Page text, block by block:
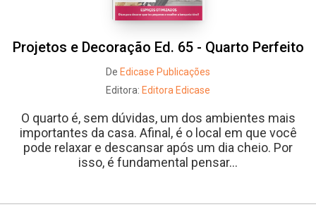
Projetos e Decoração Ed. 65 - Quarto Perfeito
De Edicase Publicações
Editora: Editora Edicase
O quarto é, sem dúvidas, um dos ambientes mais
importantes da casa. Afinal, é o local em que você
pode relaxar e descansar após um dia cheio. Por
isso, é fundamental pensar...